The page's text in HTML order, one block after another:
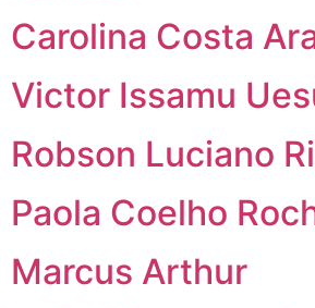
Carolina Costa
Victor Issamu
Robson Luciano
Paola Coelho
Marcus Arthur